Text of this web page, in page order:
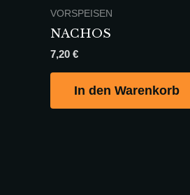
VORSPEISEN
NACHOS
7,20 €
In den Warenkorb